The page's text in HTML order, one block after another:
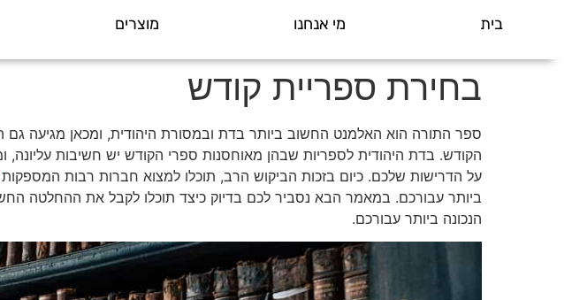
בית מי אנחנו מוצרים
בחירת ספריית קודש
ספר התורה הוא האלמנט החשוב ביותר בדת ובמסורת היהודית, ומכאן מגיעה
הקודש. בדת היהודית לספריות שבהן מאוחסנות ספרי הקודש יש חשיבות
על הדרישות שלכם. כיום בזכות הביקוש הרב, תוכלו למצוא חברות רבות המספקות
ביותר עבורכם. במאמר הבא נסביר לכם בדיוק כיצד תוכלו לקבל את ההחלטה
הנכונה ביותר עבורכם.